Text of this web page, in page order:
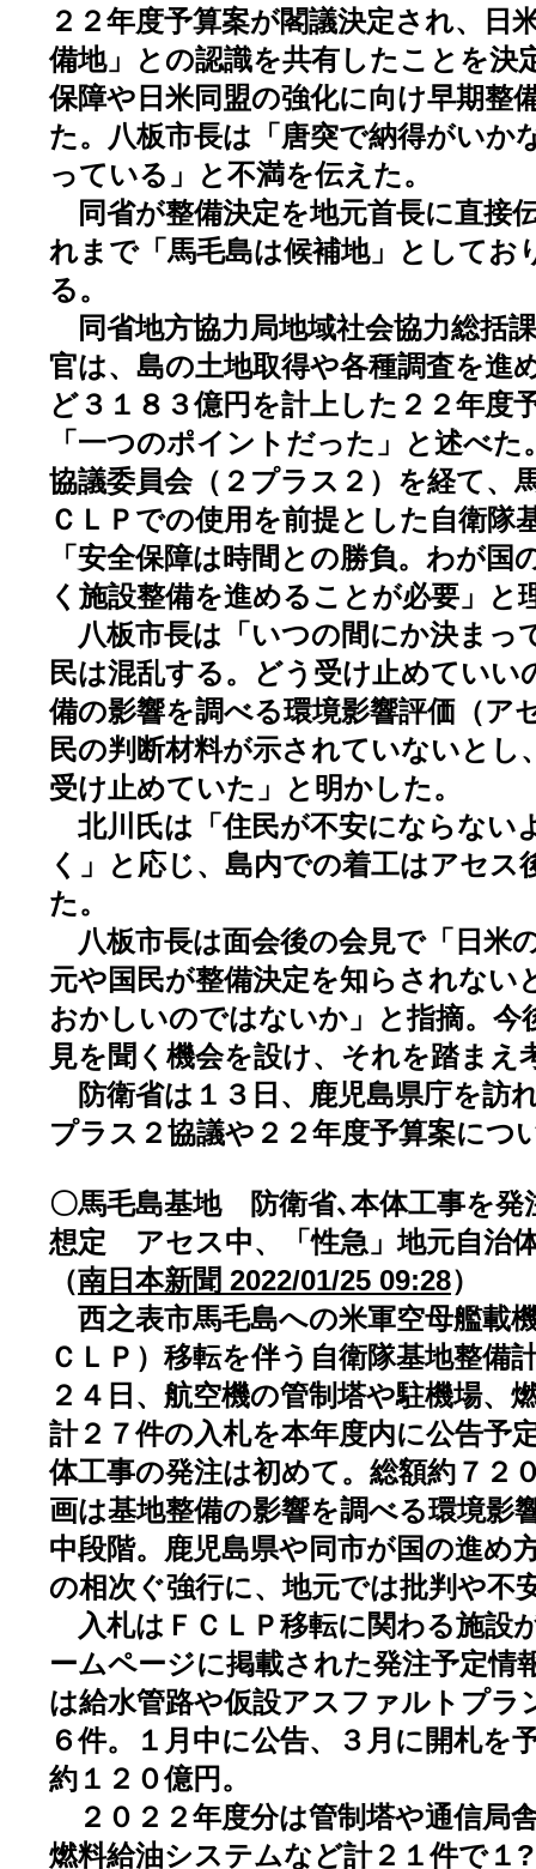
２２年度予算案が閣議決定され、日
備地」との認識を共有したことを決
保障や日米同盟の強化に向け早期整
た。八板市長は「唐突で納得がいか
っている」と不満を伝えた。
同省が整備決定を地元首長に直接
れまで「馬毛島は候補地」としてお
る。
同省地方協力局地域社会協力総括
官は、島の土地取得や各種調査を進
ど３１８３億円を計上した２２年度
「一つのポイントだった」と述べ
協議委員会（２プラス２）を経て、
ＣＬＰでの使用を前提とした自衛隊
「安全保障は時間との勝負。わが国
く施設整備を進めることが必要」と
八板市長は「いつの間にか決まっ
民は混乱する。どう受け止めていい
備の影響を調べる環境影響評価（ア
民の判断材料が示されていないとし
受け止めていた」と明かした。
北川氏は「住民が不安にならない
く」と応じ、島内での着工はアセス
た。
八板市長は面会後の会見で「日米
元や国民が整備決定を知らされない
おかしいのではないか」と指摘。今
見を聞く機会を設け、それを踏まえ
防衛省は１３日、鹿児島県庁を訪
プラス２協議や２２年度予算案につ
〇馬毛島基地 防衛省､本体工事を
想定 アセス中、「性急」地元自治
（南日本新聞 2022/01/25 09:28）
西之表市馬毛島への米軍空母艦載
ＣＬＰ）移転を伴う自衛隊基地整備
２４日、航空機の管制塔や駐機場、
計２７件の入札を本年度内に公告予
体工事の発注は初めて。総額約７２
画は基地整備の影響を調べる環境影
中段階。鹿児島県や同市が国の進め
の相次ぐ強行に、地元では批判や不
入札はＦＣＬＰ移転に関わる施設
ームページに掲載された発注予定情
は給水管路や仮設アスファルトプラ
６件。１月中に公告、３月に開札を
約１２０億円。
２０２２年度分は管制塔や通信局
燃料給油システムなど計２１件で１